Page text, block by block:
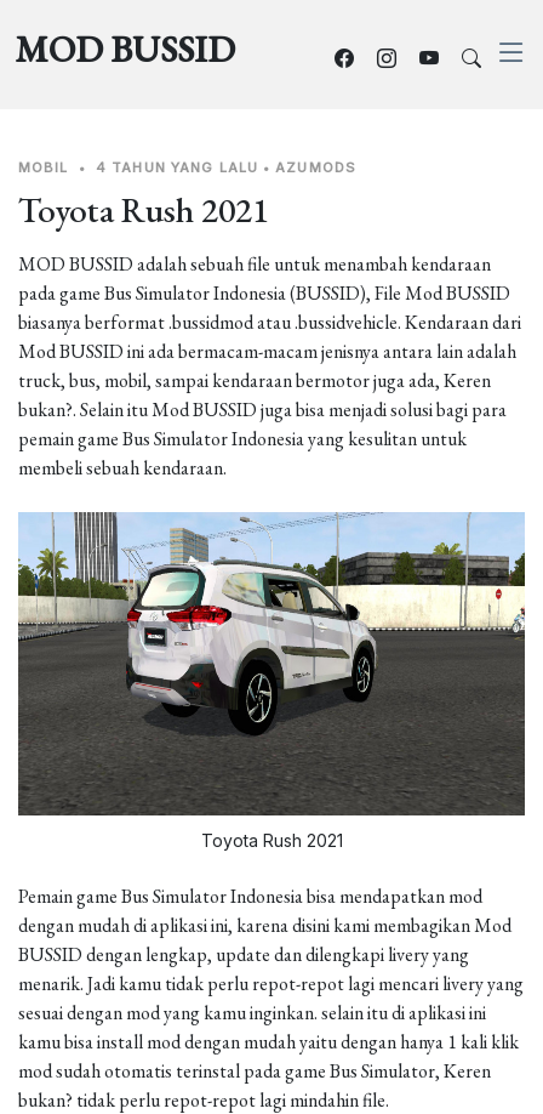
MOD BUSSID
MOBIL • 4 TAHUN YANG LALU • AZUMODS
Toyota Rush 2021
MOD BUSSID adalah sebuah file untuk menambah kendaraan
pada game Bus Simulator Indonesia (BUSSID), File Mod BUSSID
biasanya berformat .bussidmod atau .bussidvehicle. Kendaraan dari
Mod BUSSID ini ada bermacam-macam jenisnya antara lain adalah
truck, bus, mobil, sampai kendaraan bermotor juga ada, Keren
bukan?. Selain itu Mod BUSSID juga bisa menjadi solusi bagi para
pemain game Bus Simulator Indonesia yang kesulitan untuk
membeli sebuah kendaraan.
Toyota Rush 2021
Pemain game Bus Simulator Indonesia bisa mendapatkan mod
dengan mudah di aplikasi ini, karena disini kami membagikan Mod
BUSSID dengan lengkap, update dan dilengkapi livery yang
menarik. Jadi kamu tidak perlu repot-repot lagi mencari livery yang
sesuai dengan mod yang kamu inginkan. selain itu di aplikasi ini
kamu bisa install mod dengan mudah yaitu dengan hanya 1 kali klik
mod sudah otomatis terinstal pada game Bus Simulator, Keren
bukan? tidak perlu repot-repot lagi mindahin file.